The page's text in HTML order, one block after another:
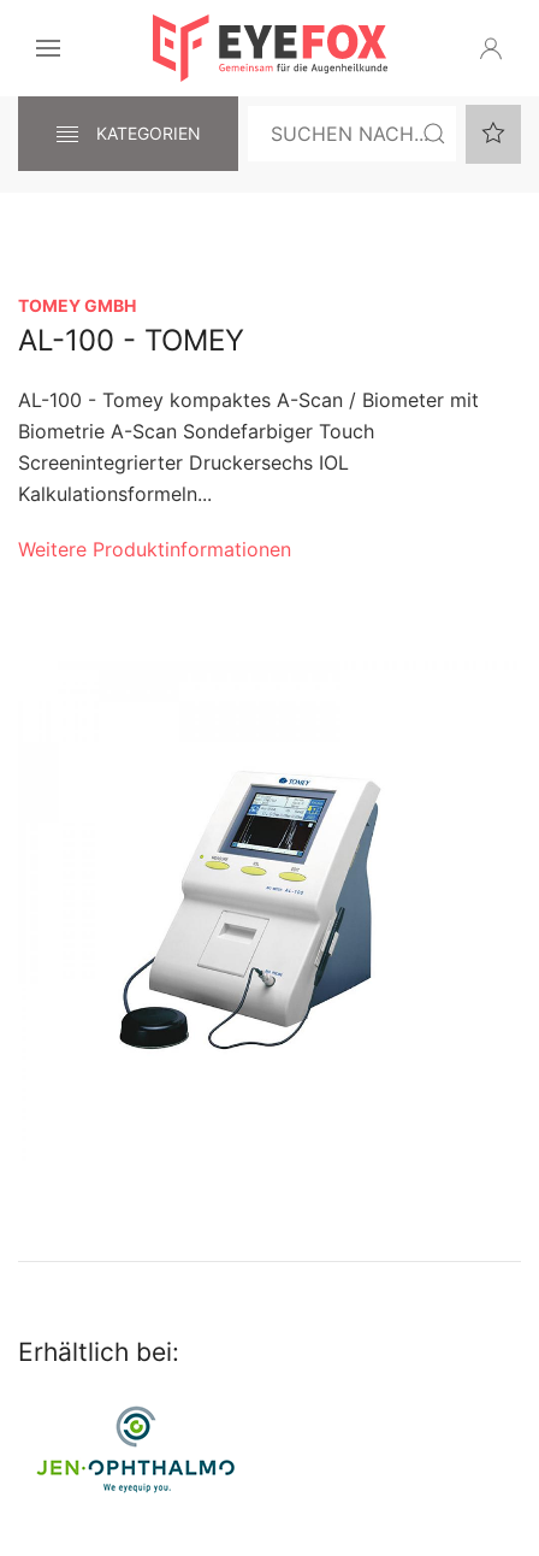
KATEGORIEN
TOMEY GMBH
AL-100 - TOMEY
AL-100 - Tomey kompaktes A-Scan / Biometer mit
Biometrie A-Scan Sondefarbiger Touch
Screenintegrierter Druckersechs IOL
Kalkulationsformeln...
Weitere Produktinformationen
Erhältlich bei: